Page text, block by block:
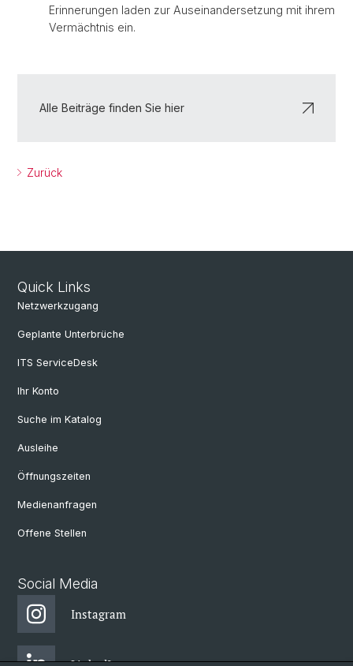
Erinnerungen laden zur Auseinandersetzung mit ihrem
Vermächtnis ein.
Alle Beiträge finden Sie hier
Zurück
Quick Links
Netzwerkzugang
Geplante Unterbrüche
ITS ServiceDesk
Ihr Konto
Suche im Katalog
Ausleihe
Öffnungszeiten
Medienanfragen
Offene Stellen
Social Media
Instagram